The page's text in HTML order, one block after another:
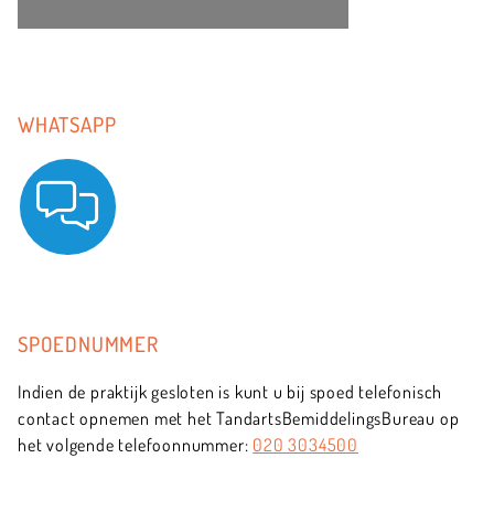
WHATSAPP
SPOEDNUMMER
Indien de praktijk gesloten is kunt u bij spoed telefonisch
contact opnemen met het TandartsBemiddelingsBureau op
het volgende telefoonnummer: 020 3034500